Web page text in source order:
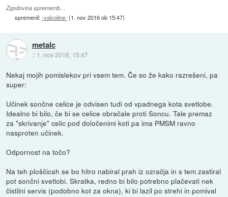
Zgodovina sprememb…
spremenil:-valvoline- (1. nov 2016 ob 15:47)
metalc
:: 1. nov 2016, 15:47
Nekaj mojih pomislekov pri vsem tem. Če so že kako razrešeni, pa
super:
Učinek sončne celice je odvisen tudi od vpadnega kota svetlobe.
Idealno bi bilo, če bi se celice obračale proti Soncu. Tale premaz
za "skrivanje" celic pod določenimi koti pa ima PMSM ravno
nasproten učinek.
Odpornost na točo?
Na teh ploščicah se bo hitro nabiral prah iz ozračja in s tem zastiral
pot sončni svetlobi. Skratka, redno bi bilo potrebno plačevati nek
čistilni servis (podobno kot za okna), ki bi lazil po strehi in pomival